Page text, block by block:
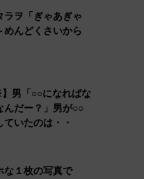
ヲ「ぎゃあぎゃ
めんどくさいから
男「○○になればな
んだー？」男が○○
いたのは・・
１枚の写真で